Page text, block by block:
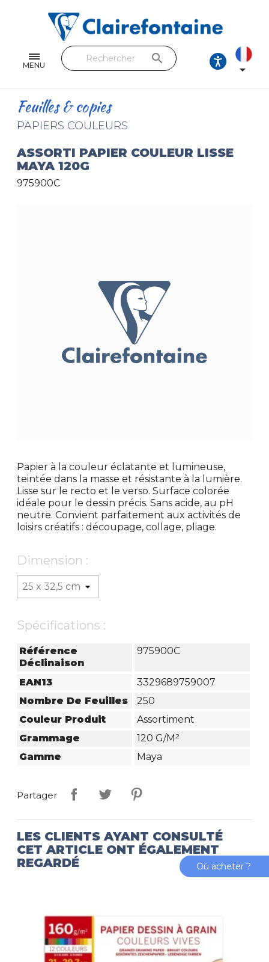
MENU
Feuilles & Copies
Beaux-arts & Dessin
Loisirs créatifs
Cuir & trousses
search

Feuilles & copies
PAPIERS COULEURS
ASSORTI PAPIER COULEUR LISSE
MAYA 120G
975900C
Papier à la couleur éclatante et lumineuse,
teintée dans la masse et résistante à la lumière.
Lisse sur le recto et le verso. Surface colorée
idéale pour le dessin précis. Sans acide, au pH
neutre. Convient parfaitement aux activités de
loisirs créatifs : découpage, collage, pliage.
Dimension :
Spécifications :
Référence
Déclinaison
975900C
EAN13
3329689759007
Nombre De Feuilles
250
Couleur Produit
Assortiment
Grammage
120 G/m²
Gamme
Maya
Partager
LES CLIENTS AYANT CONSULTÉ
CET ARTICLE ONT ÉGALEMENT
REGARDÉ
Où acheter ?